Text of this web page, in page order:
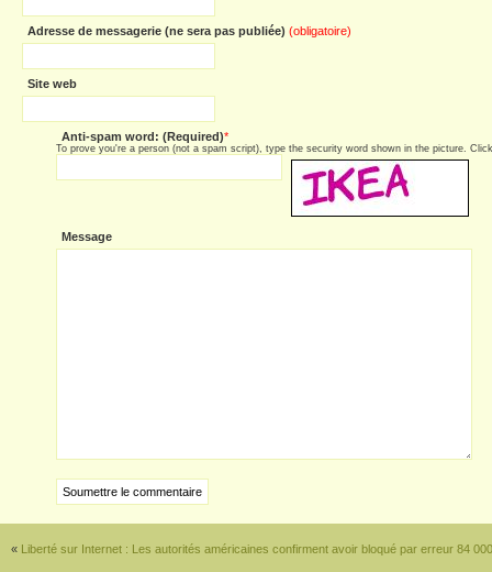
Adresse de messagerie (ne sera pas publiée) (obligatoire)
Site web
Anti-spam word: (Required)*
To prove you're a person (not a spam script), type the security word shown in the picture.
Message
« Liberté sur Internet : Les autorités américaines confirment avoir bloqué par erreur 84